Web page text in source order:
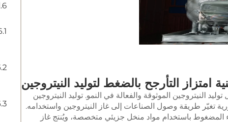
امتزاز التأرجح بالضغط لتوليد النيتروجين
النيتروجين الموثوقة والفعالة في النمو. توليد النيتروجين
تغيّر طريقة وصول الصناعات إلى غاز النيتروجين واستخدامه.
المضغوط باستخدام مواد منخل جزيئي متخصصة، ويُنتج غاز